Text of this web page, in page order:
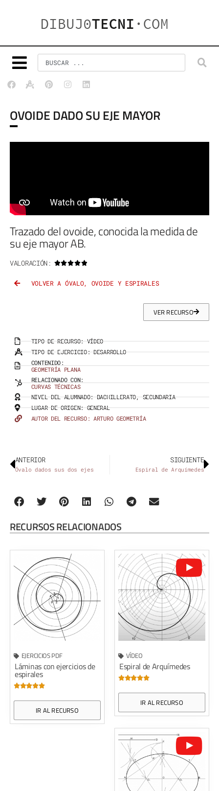
OVOIDE DADO SU EJE MAYOR
Trazado del ovoide, conocida la medida de
su eje mayor AB.
VALORACIÓN: 
VOLVER A ÓVALO, OVOIDE Y ESPIRALES
VER RECURSO
TIPO DE RECURSO:VÍDEO
TIPO DE EJERCICIO:DESARROLLO
CONTENIDO:
GEOMETRÍA PLANA
RELACIONADO CON:
CURVAS TÉCNICAS
NIVEL DEL ALUMNADO:BACHILLERATO,SECUNDARIA
LUGAR DE ORIGEN:GENERAL
AUTOR DEL RECURSO: ARTURO GEOMETRÍA
ANTERIOR
Óvalo dados sus dos ejes
SIGUIENTE
Espiral de Arquímedes
RECURSOS RELACIONADOS
EJERCICIOS PDF
Láminas con ejercicios de
espirales

IR AL RECURSO
VÍDEO
Espiral de Arquímedes

IR AL RECURSO